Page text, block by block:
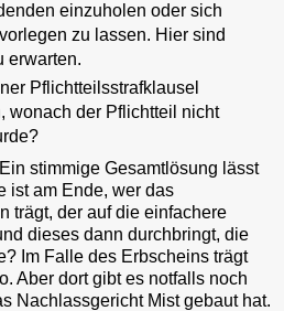
einzuholen oder sich
zu lassen. Hier sind
erwarten.
Pflichtteilsstrafklausel
wonach der Pflichtteil nicht
stimmige Gesamtlösung lässt
ist am Ende, wer das
trägt, der auf die einfachere
dieses dann durchbringt, die
Im Falle des Erbscheins trägt
Aber dort gibt es notfalls noch
Nachlassgericht Mist gebaut hat.